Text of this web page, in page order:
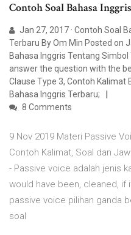
Contoh Soal Bahasa
Jan 27, 2017 · Contoh Soal
Terbaru By Om Min Posted on
Bahasa Inggris Tentang
answer the question with the
Clause Type 3, Contoh Kalimat
Bahasa Inggris Terbaru;
8 Comments
9 Nov 2019 Materi Passive
Contoh Kalimat, Soal dan
- Passive voice adalah jenis
would have been, cleaned, if
passive voice pilihan ganda
soal